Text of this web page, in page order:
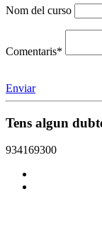
Nom del curso
Comentaris*
Enviar
Tens algun
934169300